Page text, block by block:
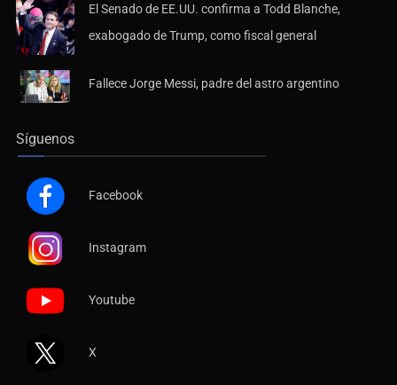
El Senado de EE.UU. confirma a Todd Blanche,
exabogado de Trump, como fiscal general
Fallece Jorge Messi, padre del astro argentino
Síguenos
Facebook
Instagram
Youtube
X